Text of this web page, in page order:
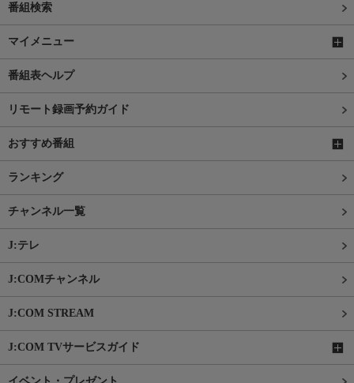
番組検索
マイメニュー
番組表ヘルプ
リモート録画予約ガイド
おすすめ番組
ランキング
チャンネル一覧
J:テレ
J:COMチャンネル
J:COM STREAM
J:COM TVサービスガイド